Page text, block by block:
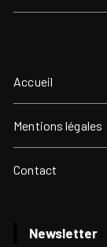
Accueil
Mentions légales
Contact
Newsletter